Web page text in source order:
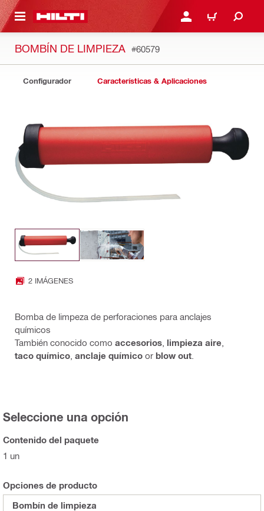
PRINCIPAL INICIE SESIÓN O
CARRITO
BOMBÍN DE LIMPIEZA #60579
Configurador Características & Aplicaciones
2 IMÁGENES
Bomba de limpeza de perforaciones para anclajes
químicos
También conocido como accesorios limpieza aire
taco químico anclaje químico or blow out
Seleccione una opción
Contenido del paquete
1 un
Opciones de producto
Bombín de limpieza